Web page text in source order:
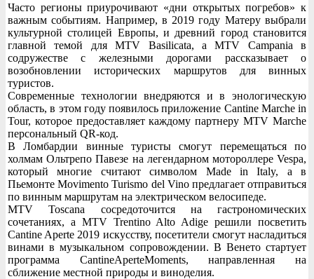
Часто регионы приурочивают «дни открытых погребов» к
важным событиям. Например, в 2019 году Матеру выбрали
культурной столицей Европы, и древний город становится
главной темой для MTV Basilicata, а MTV Campania в
содружестве с железными дорогами рассказывает о
возобновлении исторических маршрутов для винных
туристов.
Современные технологии внедряются и в энологическую
область, в этом году появилось приложение Cantine Marche in
Tour, которое предоставляет каждому партнеру MTV Marche
персональный QR-код.
В Ломбардии винные туристы смогут перемещаться по
холмам Ольтрепо Павезе на легендарном мотороллере Vespa,
который многие считают символом Made in Italy, а в
Пьемонте Movimento Turismo del Vino предлагает отправиться
по винным маршрутам на электрическом велосипеде.
MTV Toscana сосредоточится на гастрономических
сочетаниях, а MTV Trentino Alto Adige решили посветить
Cantine Aperte 2019 искусству, посетители смогут насладиться
винами в музыкальном сопровождении. В Венето стартует
программа CantineAperteMoments, направленная на
сближение местной природы и виноделия.